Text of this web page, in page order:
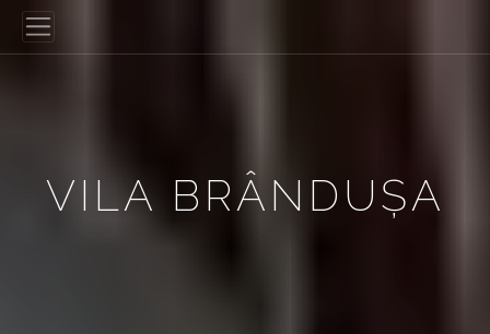
VILA BRÂNDUȘA